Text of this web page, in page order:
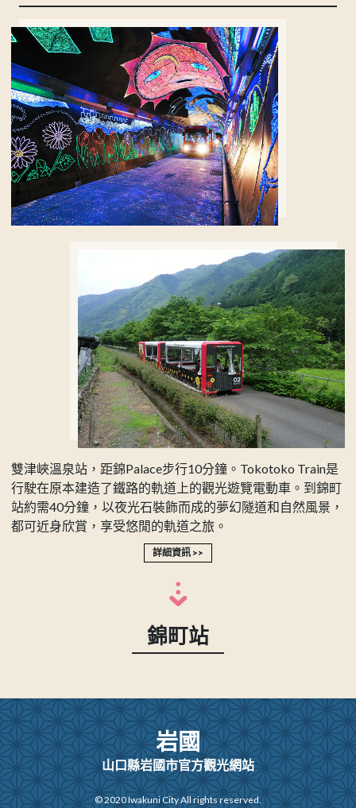
雙津峽溫泉站，距錦Palace步行10分鐘。Tokotoko Train是
行駛在原本建造了鐵路的軌道上的觀光遊覽電動車。到錦町
站約需40分鐘，以夜光石裝飾而成的夢幻隧道和自然風景，
都可近身欣賞，享受悠閒的軌道之旅。
詳細資訊
錦町站
岩國
山口縣岩國市官方觀光網站
© 2020 Iwakuni City All rights reserved.